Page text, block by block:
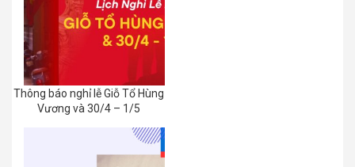
Thông báo nghỉ lễ Giỗ Tổ Hùng
Vương và 30/4 – 1/5